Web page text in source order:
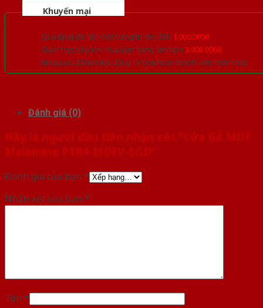
Khuyến mại
Quà tặng đồ nội thất trang trí lên đến 1.000.000đ
Giảm trực tiếp khi mua đơn hàng lớn hơn 3.000.000đ
Nhiều ưu đãi lớn khi đăng ký tài khoản thành viên thân thiết
Đánh giá (0)
Hãy là người đầu tiên nhận xét “Cửa Gỗ MDF
Melamine P1R4-MDFV-SGD”
Đánh giá của bạn *
Nhận xét của bạn *
Tên *